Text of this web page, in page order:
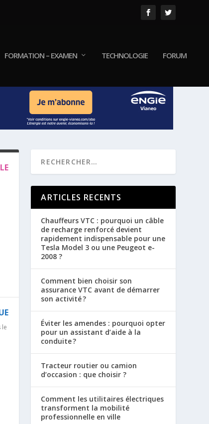
FORMATION – EXAMEN TECHNOLOGIE FORUM
le
ARTICLES RECENTS
Chauffeurs VTC : pourquoi un câble
de recharge renforcé devient
rapidement indispensable pour une
Tesla Model 3 ou une Peugeot e-
2008 ?
Comment bien choisir son
assurance VTC avant de démarrer
son activité ?
Éviter les amendes : pourquoi opter
pour un assistant d’aide à la
conduite ?
Tracteur routier ou camion
d’occasion : que choisir ?
Comment les utilitaires électriques
transforment la mobilité
professionnelle en ville